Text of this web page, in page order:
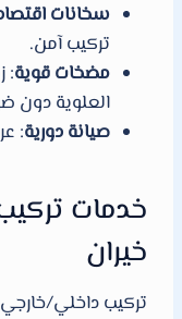
سخانات
تركيب آمن.
مضخات قوية:
العلوية دون
صيانة دورية:
خدمات
خيران
تركيب داخلي/